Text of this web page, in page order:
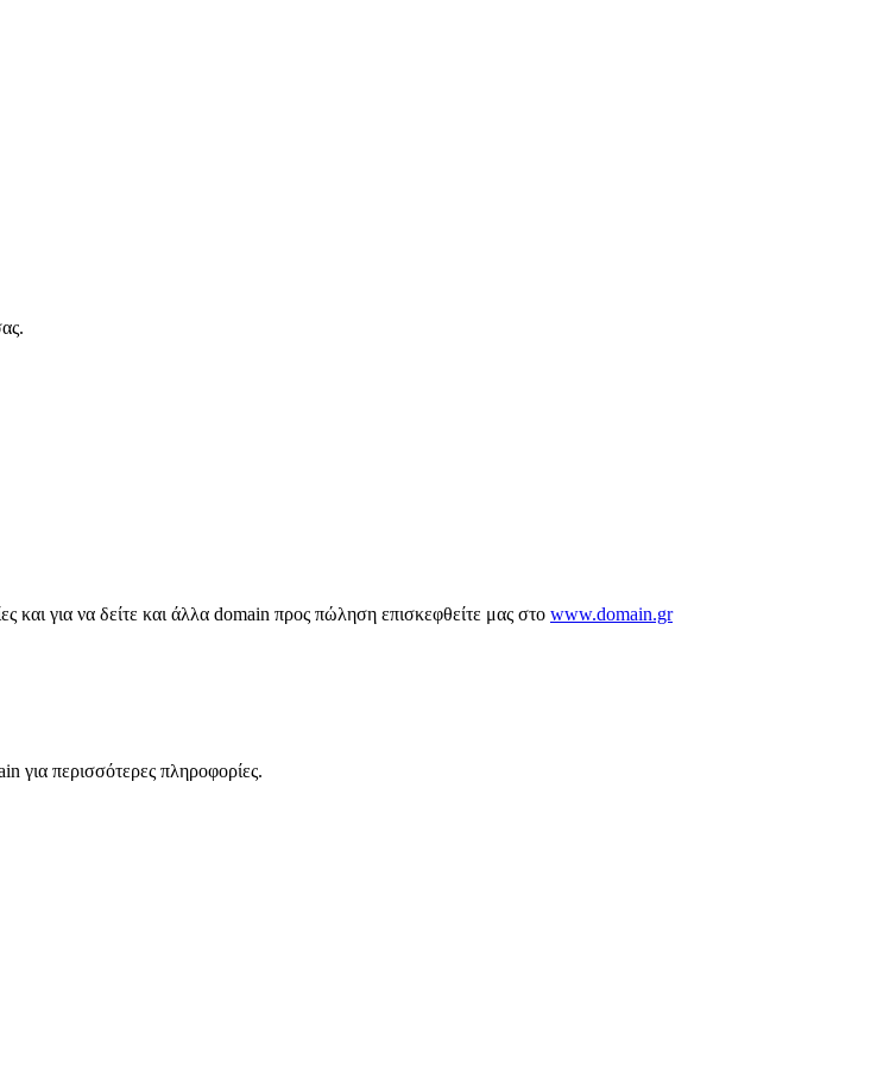
για να δείτε και άλλα domain προς πώληση επισκεφθείτε μας στο www.domain.gr
για περισσότερες πληροφορίες.